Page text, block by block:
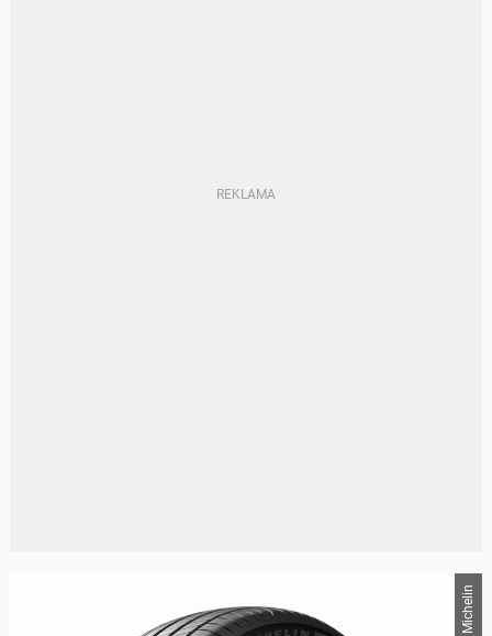
Michelin